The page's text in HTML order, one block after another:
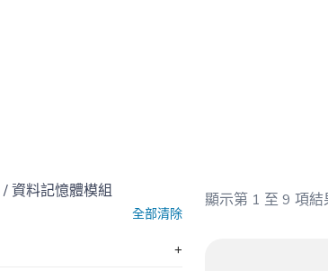
/ 資料記憶體模組
全部清除
顯示第 1 至 9 項